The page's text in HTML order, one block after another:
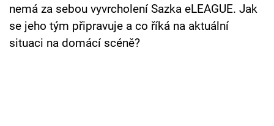
Sledujte nás
nemá za sebou vyvrcholení Sazka eLEAGUE. Jak
se jeho tým připravuje a co říká na aktuální
situaci na domácí scéně?